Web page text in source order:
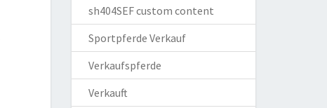
sh404SEF custom content
Sportpferde Verkauf
Verkaufspferde
Verkauft